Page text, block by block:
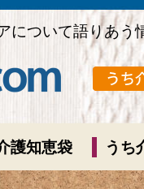
について語りあう
護知恵袋 うち